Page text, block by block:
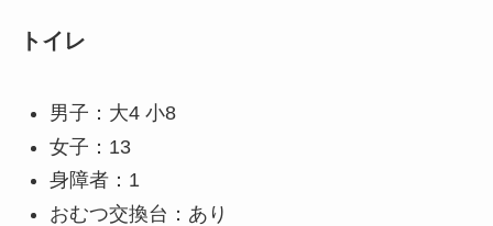
トイレ
男子：大4 小8
女子：13
身障者：1
おむつ交換台：あり